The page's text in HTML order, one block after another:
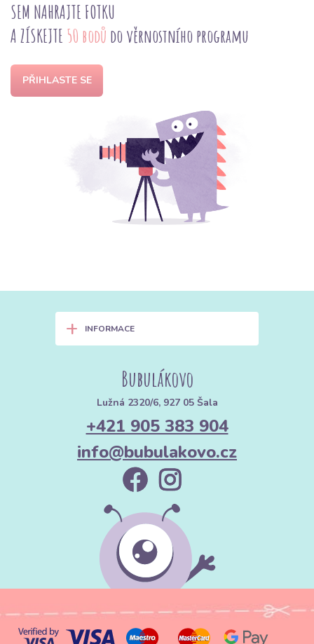
SEM NAHRAJTE FOTKU
A ZÍSKEJTE 50 bodů do věrnostního programu
PŘIHLASTE SE
+ INFORMACE
Bubulákovo
Lužná 2320/6, 927 05 Šala
+421 905 383 904
info@bubulakovo.cz